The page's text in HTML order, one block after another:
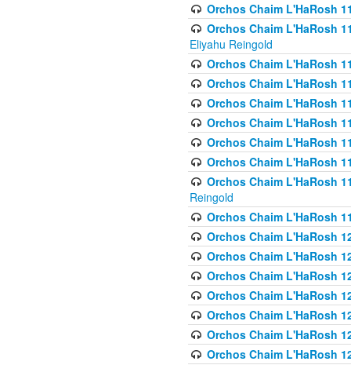
Orchos Chaim L'HaRosh
Orchos Chaim L'HaRosh
Eliyahu Reingold
Orchos Chaim L'HaRosh
Orchos Chaim L'HaRosh
Orchos Chaim L'HaRosh
Orchos Chaim L'HaRosh
Orchos Chaim L'HaRosh
Orchos Chaim L'HaRosh
Orchos Chaim L'HaRosh
Reingold
Orchos Chaim L'HaRosh
Orchos Chaim L'HaRosh
Orchos Chaim L'HaRosh
Orchos Chaim L'HaRosh
Orchos Chaim L'HaRosh
Orchos Chaim L'HaRosh
Orchos Chaim L'HaRosh
Orchos Chaim L'HaRosh